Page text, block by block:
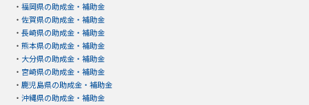
・ 福岡県の助成金・補助金
・ 佐賀県の助成金・補助金
・ 長崎県の助成金・補助金
・ 熊本県の助成金・補助金
・ 大分県の助成金・補助金
・ 宮崎県の助成金・補助金
・ 鹿児島県の助成金・補助金
・ 沖縄県の助成金・補助金